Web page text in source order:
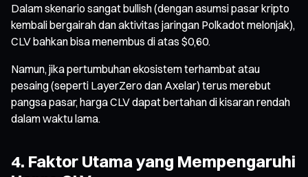
Dalam skenario sangat bullish (dengan asumsi pasar kripto
kembali bergairah dan aktivitas jaringan Polkadot melonjak),
CLV bahkan bisa menembus di atas $0,60.
Namun, jika pertumbuhan ekosistem terhambat atau
pesaing (seperti LayerZero dan Axelar) terus merebut
pangsa pasar, harga CLV dapat bertahan di kisaran rendah
dalam waktu lama.
4. Faktor Utama yang Mempengaruhi